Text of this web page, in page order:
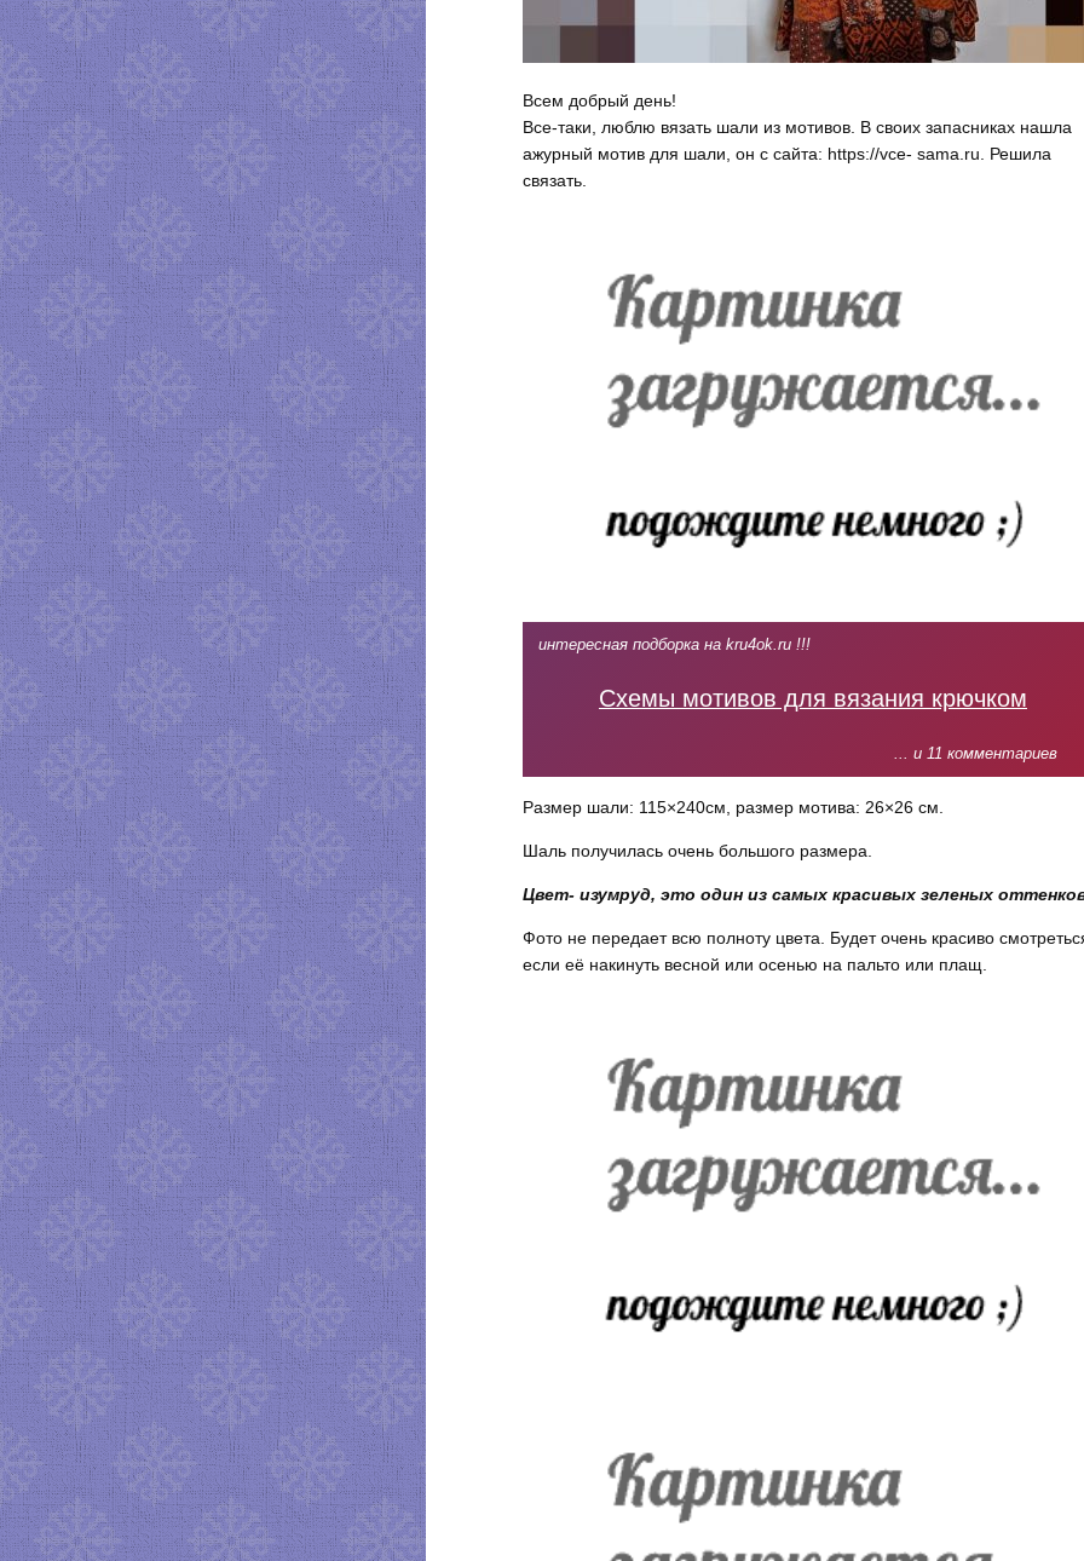
Всем добрый день!
Все-таки, люблю вязать шали из мотивов. В своих запасниках нашла
ажурный мотив для шали, он с сайта: https://vce- sama.ru. Решила
связать.
интересная подборка на kru4ok.ru !!!
Схемы мотивов для вязания крючком
... и 11 комментариев
Размер шали: 115×240см, размер мотива: 26×26 см.
Шаль получилась очень большого размера.
Цвет- изумруд, это один из самых красивых зеленых
Фото не передает всю полноту цвета. Будет очень красиво
если её накинуть весной или осенью на пальто или плащ.